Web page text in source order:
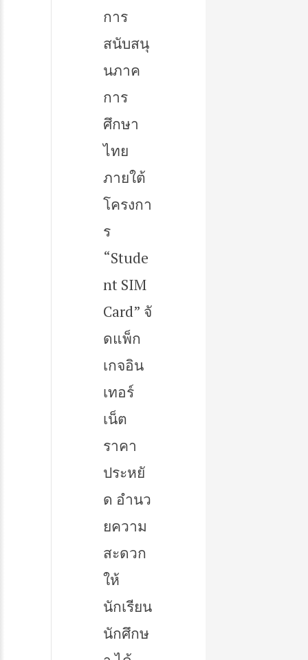
การ
สนับสนุ
นภาค
การ
ศึกษา
ไทย
ภายใต้
โครงกา
ร
“Stude
nt SIM
Card” จั
ดแพ็ก
เกจอิน
เทอร์
เน็ต
ราคา
ประหยั
ด อำนว
ยความ
สะดวก
ให้
นักเรียน
นักศึกษ